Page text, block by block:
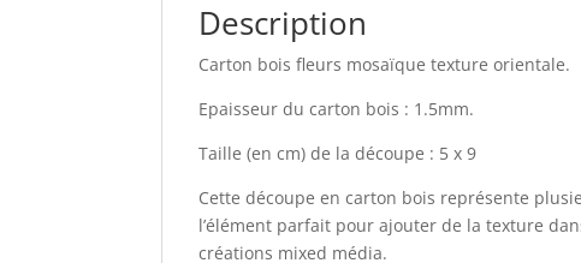
Description
Carton bois fleurs mosaïque texture orientale.
Epaisseur du carton bois : 1.5mm.
Taille (en cm) de la découpe : 5 x 9
Cette découpe en carton bois représente
l’élément parfait pour ajouter de la texture
créations mixed média.